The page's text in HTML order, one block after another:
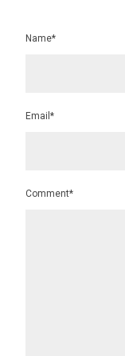
Name*
Email*
Comment*